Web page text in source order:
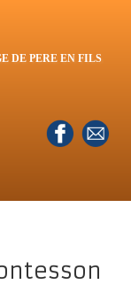
DE PERE EN FILS